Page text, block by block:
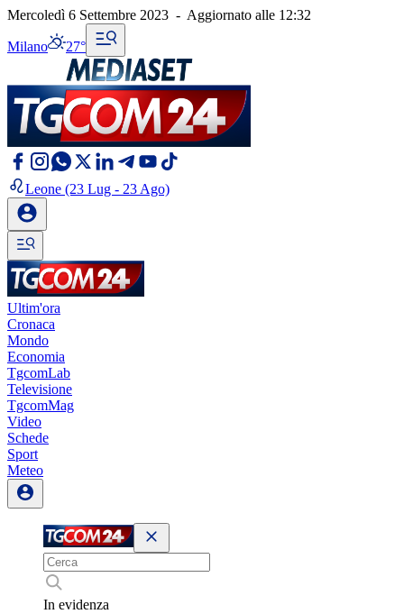
Mercoledì 6 Settembre 2023 - Aggiornato alle 12:32
Milano 27°
Leone (23 Lug - 23 Ago)
Ultim'ora
Cronaca
Mondo
Economia
TgcomLab
Televisione
TgcomMag
Video
Schede
Sport
Meteo
In evidenza